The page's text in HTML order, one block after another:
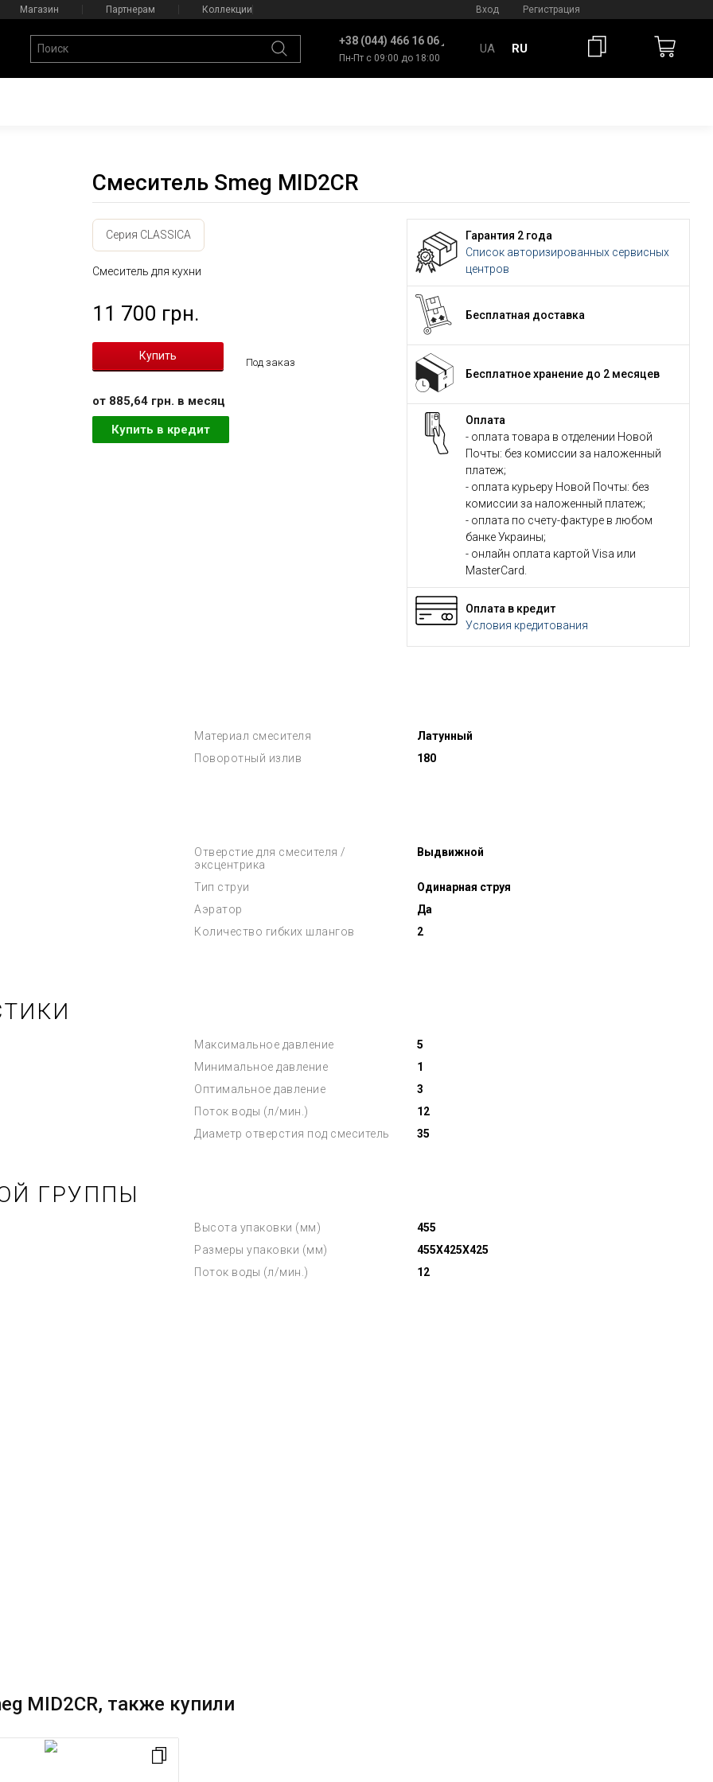
Магазин Партнерам Коллекции Вход Регистрация
+38 (044) 466 16 06
Пн-Пт с 09:00 до 18:00
UA RU
Смеситель Smeg MID2CR
Серия CLASSICA
Смеситель для кухни
11 700 грн.
Под заказ
от 885,64 грн. в месяц
Купить в кредит
Гарантия 2 года
Список авторизированных сервисных
центров
Бесплатная доставка
Бесплатное хранение до 2 месяцев
Оплата
- оплата товара в отделении Новой
Почты: без комиссии за наложенный
платеж;
- оплата курьеру Новой Почты: без
комиссии за наложенный платеж;
- оплата по счету-фактуре в любом
банке Украины;
- онлайн оплата картой Visa или
MasterCard.
Оплата в кредит
Условия кредитования
Материал смесителя
Латунный
Поворотный излив
180
Отверстие для смесителя /
эксцентрика
Выдвижной
Тип струи
Одинарная струя
Аэратор
Да
Количество гибких шлангов
2
Максимальное давление
5
Минимальное давление
1
Оптимальное давление
3
Поток воды (л/мин.)
12
Диаметр отверстия под смеситель
35
ГРУППЫ
Высота упаковки (мм)
455
Размеры упаковки (мм)
455X425X425
Поток воды (л/мин.)
12
MID2CR, также купили